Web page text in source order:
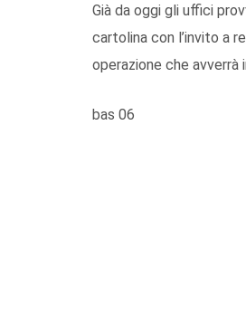
Già da oggi gli uffici
cartolina con l’invito a
operazione che
bas 06